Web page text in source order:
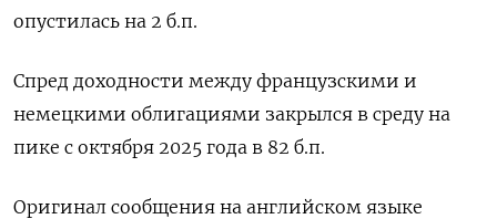
опустилась ​на 2 ⁠б.п.
Спред доходности между французскими и
немецкими облигациями закрылся ‌в среду на
пике с ‌октября 2025 года в 82 б.п.
Оригинал сообщения ​на английском языке